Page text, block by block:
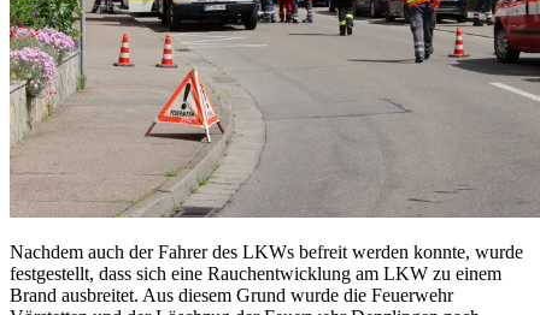
Nachdem auch der Fahrer des LKWs befreit werden konnte, wurde
festgestellt, dass sich eine Rauchentwicklung am LKW zu einem
Brand ausbreitet. Aus diesem Grund wurde die Feuerwehr